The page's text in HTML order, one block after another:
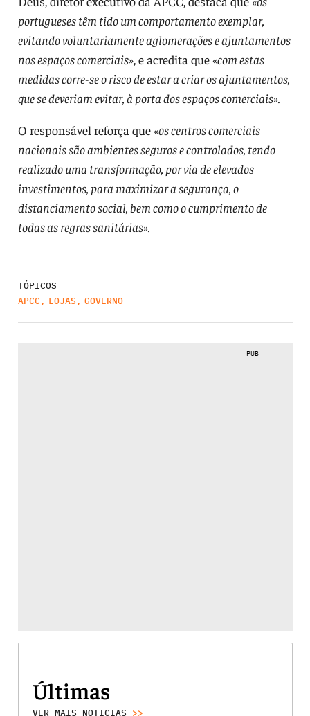
portugueses têm tido um comportamento exemplar,
evitando voluntariamente aglomerações e ajuntamentos
nos espaços comerciais», e acredita que «com estas
medidas corre-se o risco de estar a criar os ajuntamentos,
que se deveriam evitar, à porta dos espaços comerciais».
O responsável reforça que «os centros comerciais
nacionais são ambientes seguros e controlados, tendo
realizado uma transformação, por via de elevados
investimentos, para maximizar a segurança, o
distanciamento social, bem como o cumprimento de
todas as regras sanitárias».
TÓPICOS
APCC , LOJAS , GOVERNO
PUB
Últimas
VER MAIS NOTICIAS >>